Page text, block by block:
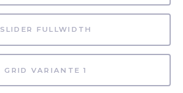
SLIDER FULLWIDTH
GRID VARIANTE 1